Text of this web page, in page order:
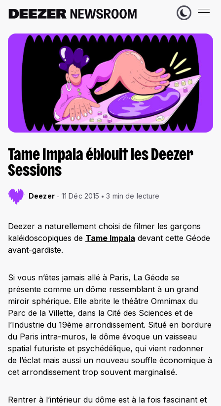
Tame Impala éblouit les Deezer
Sessions
Deezer 11 Déc 2015 3 min de lecture
Deezer a naturellement choisi de filmer les garçons
kaléidoscopiques de Tame Impala devant cette Géode
avant-gardiste.
Si vous n’êtes jamais allé à Paris, La Géode se
présente comme un dôme ressemblant à un grand
miroir sphérique. Elle abrite le théâtre Omnimax du
Parc de la Villette, dans la Cité des Sciences et de
l’Industrie du 19ème arrondissement. Situé en bordure
du Paris intra-muros, le dôme évoque un vaisseau
spatial futuriste et psychédélique, qui vient redonner
de l’éclat mais aussi un nouveau souffle économique à
cet arrondissement trop souvent marginalisé.
Rentrer à l’intérieur du dôme est à la fois fascinant et